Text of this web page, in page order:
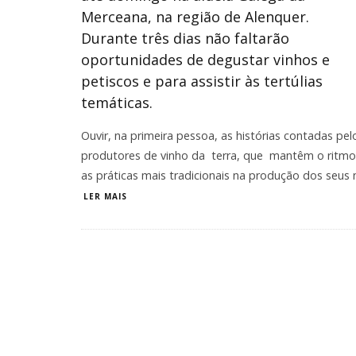
Merceana, na região de Alenquer.
Durante três dias não faltarão
oportunidades de degustar vinhos e
petiscos e para assistir às tertúlias
temáticas.
Ouvir, na primeira pessoa, as histórias contadas
produtores de vinho da terra, que mantêm o
as práticas mais tradicionais na produção dos seus
LER MAIS